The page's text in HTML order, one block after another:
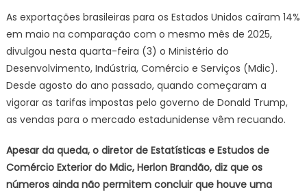
Unidos
caem
em
maio
As exportações brasileiras para os Estados Unidos caíram 14%
em maio na comparação com o mesmo mês de 2025,
divulgou nesta quarta-feira (3) o Ministério do
Desenvolvimento, Indústria, Comércio e Serviços (Mdic).
Desde agosto do ano passado, quando começaram a
vigorar as tarifas impostas pelo governo de Donald Trump,
as vendas para o mercado estadunidense vêm recuando.
Apesar da queda, o diretor de Estatísticas e Estudos de
Comércio Exterior do Mdic, Herlon Brandão, diz que os
números ainda não permitem concluir que houve uma